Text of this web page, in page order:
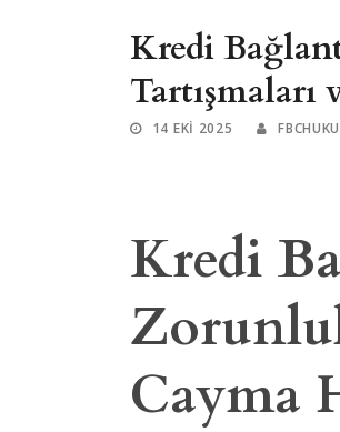
Kredi
Tartışmaları
14 EKI 2025
Kredi
Cayma